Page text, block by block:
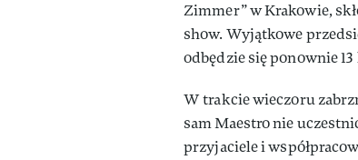
Zimmer” w Krakowie,
show. Wyjątkowe
odbędzie się ponownie
W trakcie wieczoru
sam Maestro nie
przyjaciele i